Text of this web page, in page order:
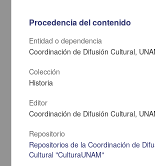
en la ranchería de Samalayuca
Pérez, Zeferino
[sin fecha]
Multidisciplina
Procedencia del contenido
Entidad o dependencia
Coordinación de Difusión Cultural,
Colección
Historia
Editor
Coordinación de Difusión Cultural,
Repositorio
Repositorios de la Coordinación de
Cultural "CulturaUNAM"